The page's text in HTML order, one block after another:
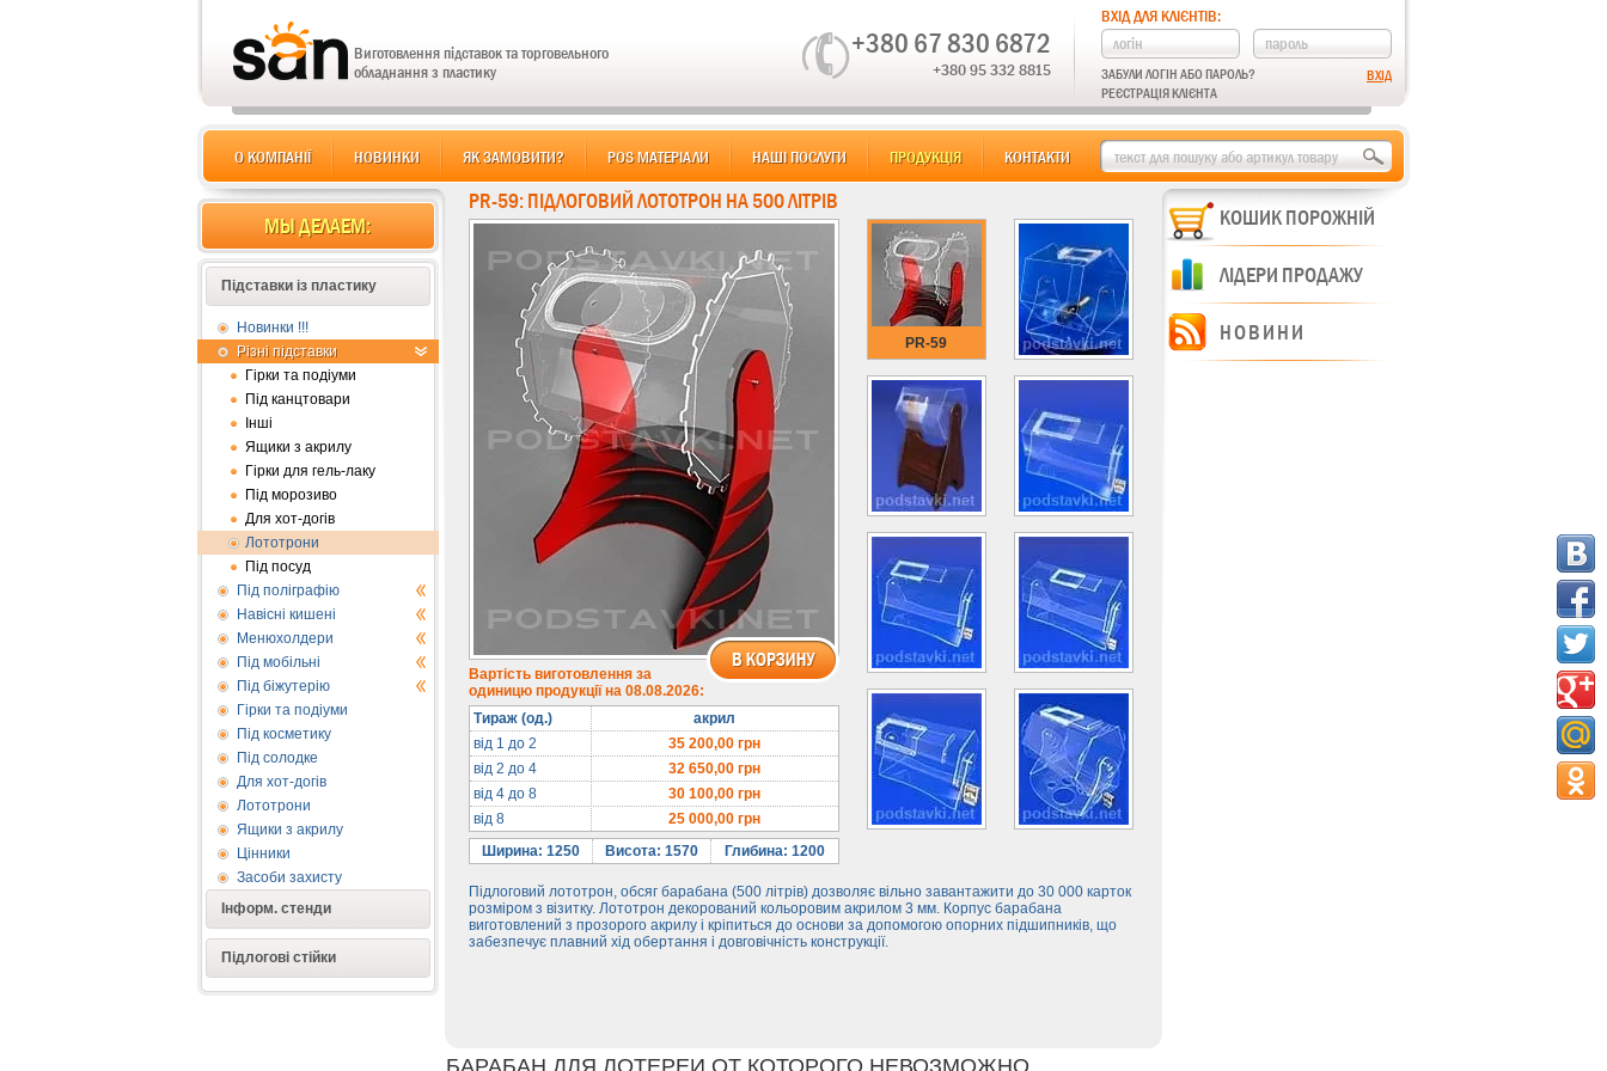
Виготовлення підставок та торговельного
обладнання з пластику
+380 67 830 6872
+380 95 332 8815
ВХІД ДЛЯ КЛІЄНТІВ:
ЗАБУЛИ ЛОГІН АБО ПАРОЛЬ?
РЕЄСТРАЦІЯ КЛІЄНТА
О КОМПАНІЇ НОВИНКИ ЯК ЗАМОВИТИ? POS МАТЕРІАЛИ НАШІ ПОСЛУГИ ПРОДУКЦІЯ КОНТАКТИ
МЫ ДЕЛАЕМ:
Підставки із пластику
Новинки !!!
Різні підставки
Гірки та подіуми
Під канцтовари
Інші
Ящики з акрилу
Гірки для гель-лаку
Під морозиво
Для хот-догів
Лототрони
Під посуд
Під поліграфію
Навісні кишені
Менюхолдери
Під мобільні
Під біжутерію
Гірки та подіуми
Під косметику
Під солодке
Для хот-догів
Лототрони
Ящики з акрилу
Цінники
Засоби захисту
Інформ. стенди
Підлогові стійки
БАРАБАН ДЛЯ ЛОТЕРЕИ ОТ КОТОРОГО НЕВОЗМОЖНО
PR-59: ПІДЛОГОВИЙ ЛОТОТРОН НА 500 ЛІТРІВ
Вартість виготовлення за
одиницю продукції на 08.08.2026:
Тираж (од.)
акрил
від 1 до 2
35 200,00 грн
від 2 до 4
32 650,00 грн
від 4 до 8
30 100,00 грн
від 8
25 000,00 грн
Ширина: 1250
Висота: 1570 Глибина: 1200
Підлоговий лототрон, обсяг барабана (500 літрів) дозволяє вільно завантажити до 30 000 карток
розміром з візитку. Лототрон декорований кольоровим акрилом 3 мм. Корпус барабана
виготовлений з прозорого акрилу і кріпиться до основи за допомогою опорних підшипників, що
забезпечує плавний хід обертання і довговічність конструкції.
PR-59
КОШИК ПОРОЖНІЙ
ЛІДЕРИ ПРОДАЖУ
НОВИНИ